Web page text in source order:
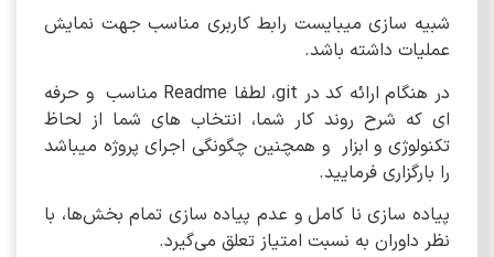
شبیه سازی میبایست رابط کاربری مناسب جهت نمایش
عملیات داشته باشد.
در هنگام ارائه کد در git، لطفا Readme مناسب و حرفه
ای که شرح روند کار شما، انتخاب های شما از لحاظ
تکنولوژی و ابزار و همچنین چگونگی اجرای پروژه میباشد
را بارگزاری فرمایید.
پیاده سازی نا کامل و عدم پیاده سازی تمام بخش‌ها، با
نظر داوران به نسبت امتیاز تعلق می‌گیرد.